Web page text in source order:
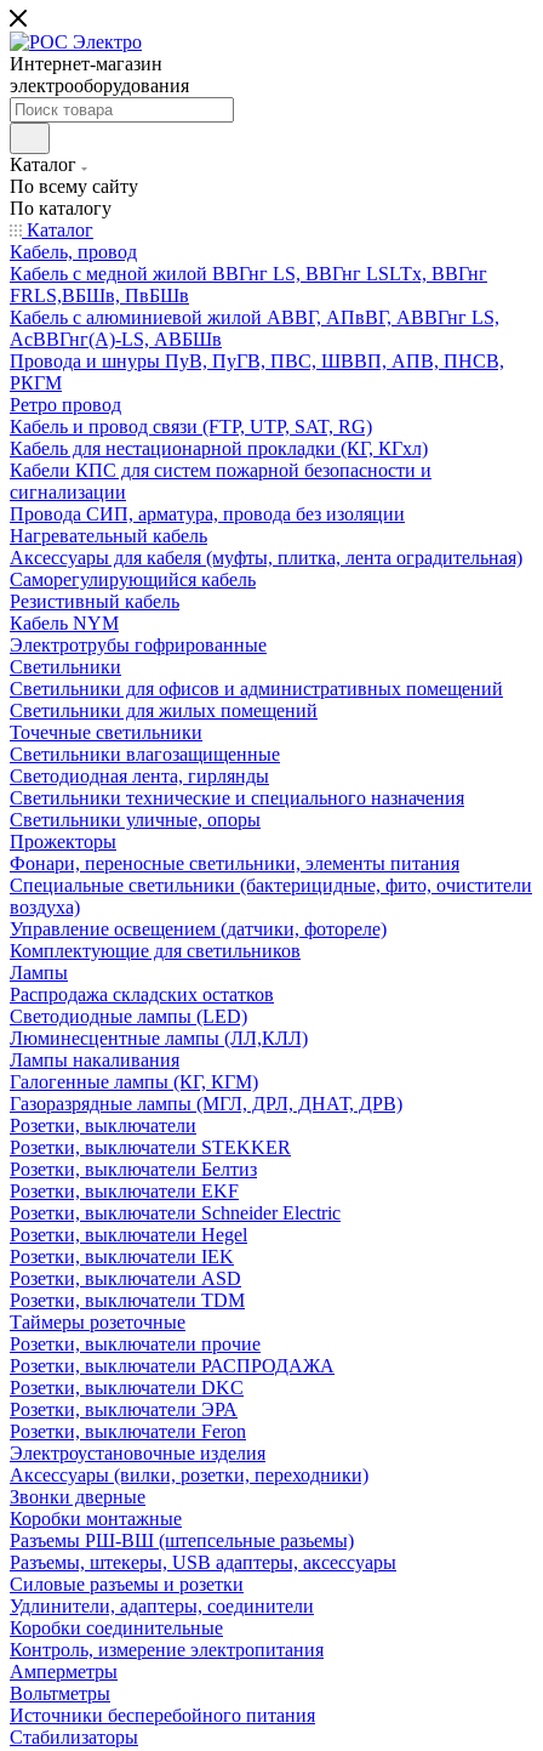
Интернет-магазин
электрооборудования
Каталог
По всему сайту
По каталогу
Каталог
Кабель, провод
Кабель с медной жилой ВВГнг LS, ВВГнг LSLTx, ВВГнг
FRLS,ВБШв, ПвБШв
Кабель с алюминиевой жилой АВВГ, АПвВГ, АВВГнг LS,
АсВВГнг(А)-LS, АВБШв
Провода и шнуры ПуВ, ПуГВ, ПВС, ШВВП, АПВ, ПНСВ,
РКГМ
Ретро провод
Кабель и провод связи (FTP, UTP, SAT, RG)
Кабель для нестационарной прокладки (КГ, КГхл)
Кабели КПС для систем пожарной безопасности и
сигнализации
Провода СИП, арматура, провода без изоляции
Нагревательный кабель
Аксессуары для кабеля (муфты, плитка, лента оградительная)
Саморегулирующийся кабель
Резистивный кабель
Кабель NYM
Электротрубы гофрированные
Светильники
Светильники для офисов и административных помещений
Светильники для жилых помещений
Точечные светильники
Светильники влагозащищенные
Светодиодная лента, гирлянды
Светильники технические и специального назначения
Светильники уличные, опоры
Прожекторы
Фонари, переносные светильники, элементы питания
Специальные светильники (бактерицидные, фито, очистители
воздуха)
Управление освещением (датчики, фотореле)
Комплектующие для светильников
Лампы
Распродажа складских остатков
Светодиодные лампы (LED)
Люминесцентные лампы (ЛЛ,КЛЛ)
Лампы накаливания
Галогенные лампы (КГ, КГМ)
Газоразрядные лампы (МГЛ, ДРЛ, ДНАТ, ДРВ)
Розетки, выключатели
Розетки, выключатели STEKKER
Розетки, выключатели Белтиз
Розетки, выключатели EKF
Розетки, выключатели Schneider Electric
Розетки, выключатели Hegel
Розетки, выключатели IEK
Розетки, выключатели ASD
Розетки, выключатели TDM
Таймеры розеточные
Розетки, выключатели прочие
Розетки, выключатели РАСПРОДАЖА
Розетки, выключатели DKC
Розетки, выключатели ЭРА
Розетки, выключатели Feron
Электроустановочные изделия
Аксессуары (вилки, розетки, переходники)
Звонки дверные
Коробки монтажные
Разъемы РШ-ВШ (штепсельные разьемы)
Разъемы, штекеры, USB адаптеры, аксессуары
Силовые разъемы и розетки
Удлинители, адаптеры, соединители
Коробки соединительные
Контроль, измерение электропитания
Амперметры
Вольтметры
Источники бесперебойного питания
Стабилизаторы